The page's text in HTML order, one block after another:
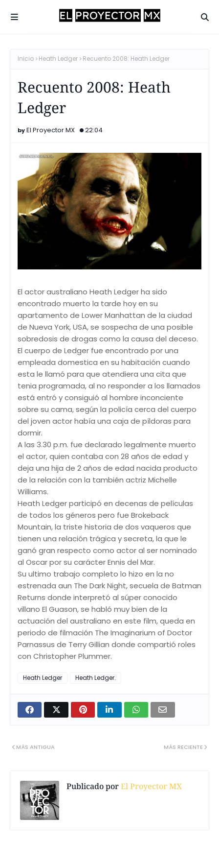
Inicio Heath Ledger Recuento 2008: Heath Ledger
Recuento 2008: Heath
Ledger
El Proyector MX 22:04
El actor australiano Heath Ledger ha sido
encontrado muerto la tarde hoy en su
apartamento de Lower Manhattan de la ciudad
de Nueva York, USA, se sospecha de una posible
sobredosis de drogas como la causa del deceso.
El cuerpo de Ledger fue encontrado por una
empleada domestica en su habitación cuando
esta le llamó para que atendiera una cita que
tenia programada, al no responder a los llamados
está entró y consiguió al hombre inconciente
sobre su cama, según la policía cerca del cuerpo
del joven actor había una caja de píldoras para
dormir.
A las 3.30 p.m. fue declarado legalmente muerto
el actor, quien contaba con 28 años de edad y
deja una hija de 2 años de edad nacida producto
de la relación con la también actriz Michelle
Williams.
Heath Ledger participó en decenas de películas
de todos los géneros pero fue Brokeback
Mountain, la triste historia de dos vaqueros que
tienen una relación trágica y secreta, la que le
ganó gran respecto como actor al ser nominado
al Oscar por su carácter Ennis del Mar.
Su ultimo trabajo completo lo hizo en la no
estrenada aun The Dark Night, secuela de Batman
Returns donde interpretó al súper conocido
villano El Guason, se habló muy bien de la
actuación del australiano en este film, queda en
periodo de filmación The Imaginarium of Doctor
Parnassus de Terry Gillian donde compartió roles
con Christopher Plummer.
Heath Ledger Heath Ledger.
MÁS RECIENTE
MÁS ANTIGUA
Publicado porEl Proyector MX